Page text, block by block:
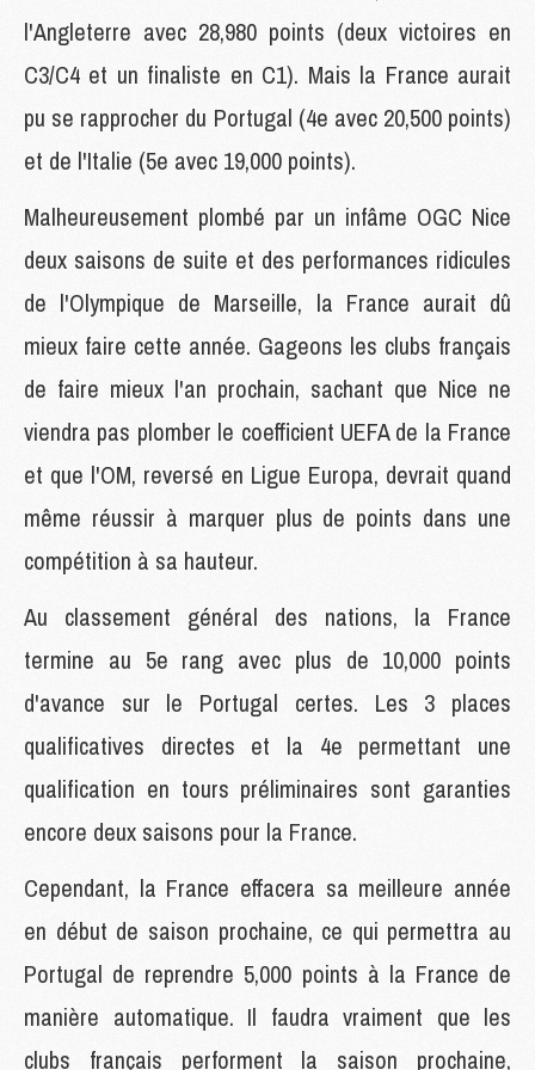
l'Angleterre avec 28,980 points (deux victoires en
C3/C4 et un finaliste en C1). Mais la France aurait
pu se rapprocher du Portugal (4e avec 20,500 points)
et de l'Italie (5e avec 19,000 points).
Malheureusement plombé par un infâme OGC Nice
deux saisons de suite et des performances ridicules
de l'Olympique de Marseille, la France aurait dû
mieux faire cette année. Gageons les clubs français
de faire mieux l'an prochain, sachant que Nice ne
viendra pas plomber le coefficient UEFA de la France
et que l'OM, reversé en Ligue Europa, devrait quand
même réussir à marquer plus de points dans une
compétition à sa hauteur.
Au classement général des nations, la France
termine au 5e rang avec plus de 10,000 points
d'avance sur le Portugal certes. Les 3 places
qualificatives directes et la 4e permettant une
qualification en tours préliminaires sont garanties
encore deux saisons pour la France.
Cependant, la France effacera sa meilleure année
en début de saison prochaine, ce qui permettra au
Portugal de reprendre 5,000 points à la France de
manière automatique. Il faudra vraiment que les
clubs français performent la saison prochaine,